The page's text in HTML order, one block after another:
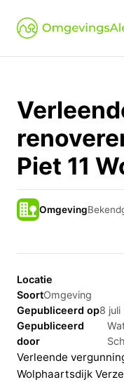
Piet 11
Omgeving
Locatie
SoortOmgeving
Gepubliceerd op8 juli
Gepubliceerd
door
Verleende
Wolphaartsdijk